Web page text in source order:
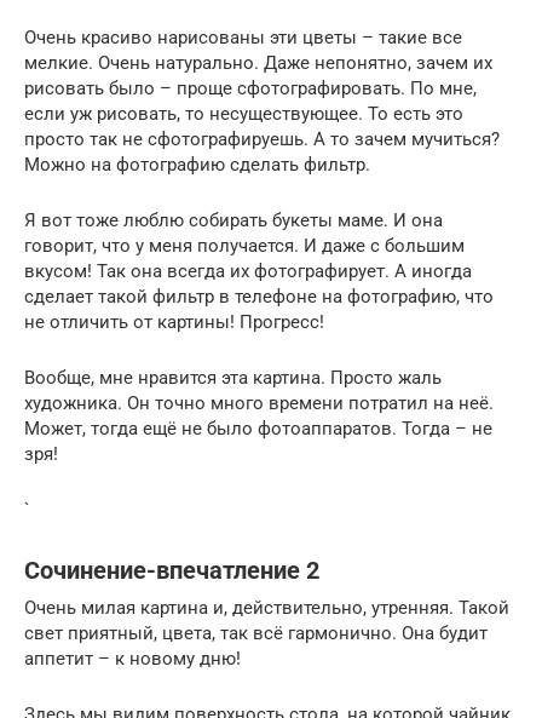
Очень красиво нарисованы эти цветы – такие все
мелкие. Очень натурально. Даже непонятно, зачем их
рисовать было – проще сфотографировать. По мне,
если уж рисовать, то несуществующее. То есть это
просто так не сфотографируешь. А то зачем мучиться?
Можно на фотографию сделать фильтр.
Я вот тоже люблю собирать букеты маме. И она
говорит, что у меня получается. И даже с большим
вкусом! Так она всегда их фотографирует. А иногда
сделает такой фильтр в телефоне на фотографию, что
не отличить от картины! Прогресс!
Вообще, мне нравится эта картина. Просто жаль
художника. Он точно много времени потратил на неё.
Может, тогда ещё не было фотоаппаратов. Тогда – не
зря!
`
Сочинение-впечатление 2
Очень милая картина и, действительно, утренняя. Такой
свет приятный, цвета, так всё гармонично. Она будит
аппетит – к новому дню!